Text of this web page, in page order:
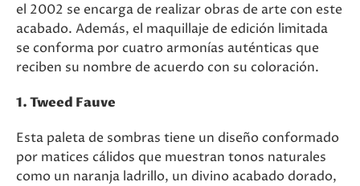
el 2002 se encarga de realizar obras de arte con este
acabado. Además, el maquillaje de edición limitada
se conforma por cuatro armonías auténticas que
reciben su nombre de acuerdo con su coloración.
1. Tweed Fauve
Esta paleta de sombras tiene un diseño conformado
por matices cálidos que muestran tonos naturales
como un naranja ladrillo, un divino acabado dorado,